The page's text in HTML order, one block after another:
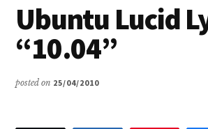
Ubuntu Lucid
“10.04”
posted on 25/04/2010